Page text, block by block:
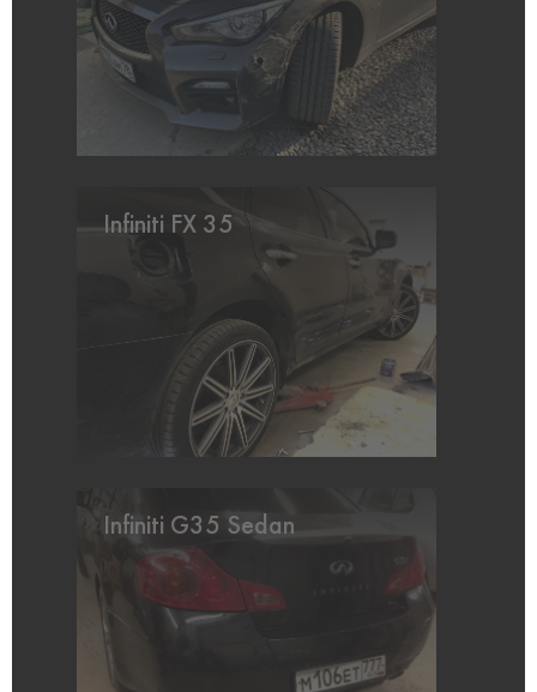
Infiniti FX 35
Infiniti G35 Sedan